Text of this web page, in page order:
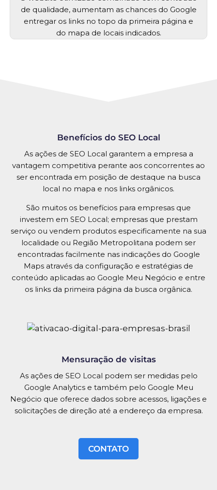
de qualidade, aumentam as chances do Google
entregar os links no topo da primeira página e
do mapa de locais indicados.
Benefícios do SEO Local
As ações de SEO Local garantem a empresa a
vantagem competitiva perante aos concorrentes ao
ser encontrada em posição de destaque na busca
local no mapa e nos links orgânicos.
São muitos os benefícios para empresas que
investem em SEO Local; empresas que prestam
serviço ou vendem produtos especificamente na sua
localidade ou Região Metropolitana podem ser
encontradas facilmente nas indicações do Google
Maps através da configuração e estratégias de
conteúdo aplicadas ao Google Meu Negócio e entre
os links da primeira página da busca orgânica.
Mensuração de visitas
As ações de SEO Local podem ser medidas pelo
Google Analytics e também pelo Google Meu
Negócio que oferece dados sobre acessos, ligações e
solicitações de direção até a endereço da empresa.
CONTATO